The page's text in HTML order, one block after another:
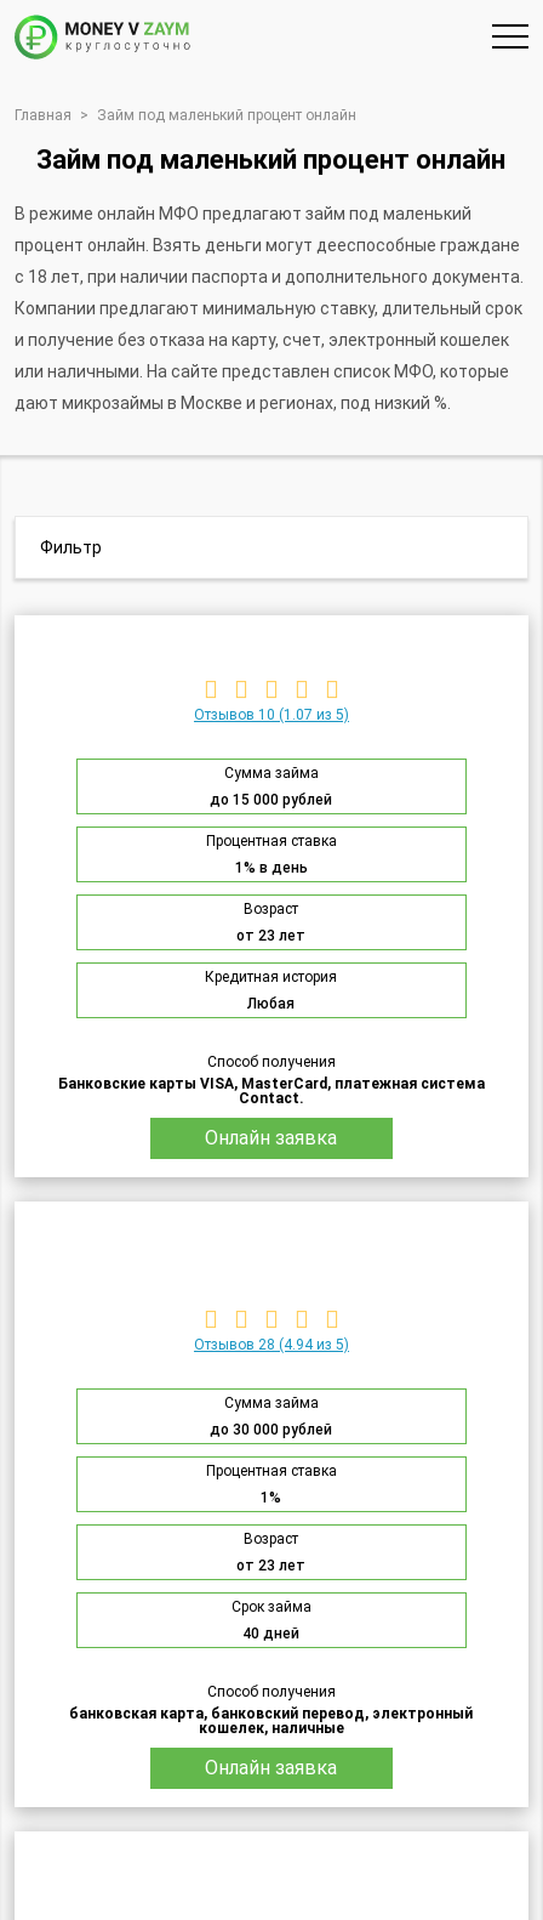
Главная > Займ под маленький процент онлайн
Займ под маленький процент онлайн
В режиме онлайн МФО предлагают займ под маленький
процент онлайн. Взять деньги могут дееспособные граждане
с 18 лет, при наличии паспорта и дополнительного документа.
Компании предлагают минимальную ставку, длительный срок
и получение без отказа на карту, счет, электронный кошелек
или наличными. На сайте представлен список МФО, которые
дают микрозаймы в Москве и регионах, под низкий %.
Фильтр
Отзывов 10 (1.07 из 5)
Сумма займа
до 15 000 рублей
Процентная ставка
1% в день
Возраст
от 23 лет
Кредитная история
Любая
Способ получения
Банковские карты VISA, MasterCard, платежная система
Contact.
Онлайн заявка
Отзывов 28 (4.94 из 5)
Сумма займа
до 30 000 рублей
Процентная ставка
1%
Возраст
от 23 лет
Срок займа
40 дней
Способ получения
банковская карта, банковский перевод, электронный
кошелек, наличные
Онлайн заявка